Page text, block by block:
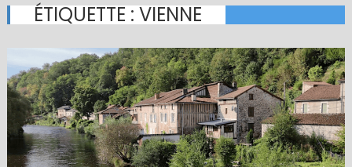
ÉTIQUETTE :VIENNE